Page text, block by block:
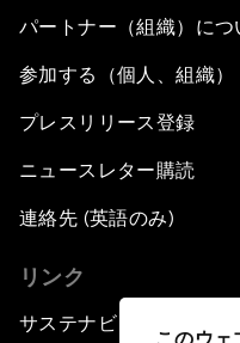
このウ
パートナー（組織）につ
参加する（個人、組織）
プレスリリース登録
ニュースレター購読
連絡先 (英語のみ)
リンク
サステナビリティへの取